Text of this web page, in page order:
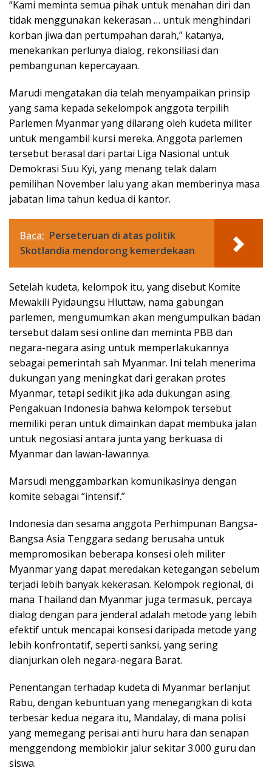
“Kami meminta semua pihak untuk menahan diri dan
tidak menggunakan kekerasan … untuk menghindari
korban jiwa dan pertumpahan darah,” katanya,
menekankan perlunya dialog, rekonsiliasi dan
pembangunan kepercayaan.
Marudi mengatakan dia telah menyampaikan prinsip
yang sama kepada sekelompok anggota terpilih
Parlemen Myanmar yang dilarang oleh kudeta militer
untuk mengambil kursi mereka. Anggota parlemen
tersebut berasal dari partai Liga Nasional untuk
Demokrasi Suu Kyi, yang menang telak dalam
pemilihan November lalu yang akan memberinya masa
jabatan lima tahun kedua di kantor.
Baca: Perseteruan di atas politik
Skotlandia mendorong kemerdekaan
Setelah kudeta, kelompok itu, yang disebut Komite
Mewakili Pyidaungsu Hluttaw, nama gabungan
parlemen, mengumumkan akan mengumpulkan badan
tersebut dalam sesi online dan meminta PBB dan
negara-negara asing untuk memperlakukannya
sebagai pemerintah sah Myanmar. Ini telah menerima
dukungan yang meningkat dari gerakan protes
Myanmar, tetapi sedikit jika ada dukungan asing.
Pengakuan Indonesia bahwa kelompok tersebut
memiliki peran untuk dimainkan dapat membuka jalan
untuk negosiasi antara junta yang berkuasa di
Myanmar dan lawan-lawannya.
Marsudi menggambarkan komunikasinya dengan
komite sebagai “intensif.”
Indonesia dan sesama anggota Perhimpunan Bangsa-
Bangsa Asia Tenggara sedang berusaha untuk
mempromosikan beberapa konsesi oleh militer
Myanmar yang dapat meredakan ketegangan sebelum
terjadi lebih banyak kekerasan. Kelompok regional, di
mana Thailand dan Myanmar juga termasuk, percaya
dialog dengan para jenderal adalah metode yang lebih
efektif untuk mencapai konsesi daripada metode yang
lebih konfrontatif, seperti sanksi, yang sering
dianjurkan oleh negara-negara Barat.
Penentangan terhadap kudeta di Myanmar berlanjut
Rabu, dengan kebuntuan yang menegangkan di kota
terbesar kedua negara itu, Mandalay, di mana polisi
yang memegang perisai anti huru hara dan senapan
menggendong memblokir jalur sekitar 3.000 guru dan
siswa.